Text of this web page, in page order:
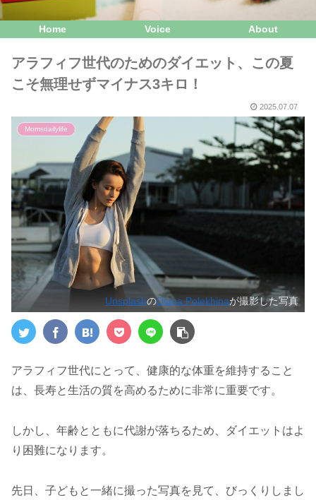
Home Voice About
アラフィフ世代のためのダイエット、この夏
こそ無理せずマイナス3キロ！
2025.07.07
Momsdailylife
UnsplashのDiana Polekhinaが撮影した写真
アラフィフ世代にとって、健康的な体重を維持すること
は、長寿と生活の質を高めるために非常に重要です。
しかし、年齢とともに代謝が落ちるため、ダイエットはよ
り困難になります。
先日、子どもと一緒に撮った写真を見て、びっくりしまし